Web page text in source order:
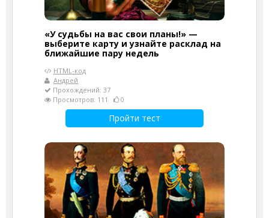
«У судьбы на вас свои планы!» —
выберите карту и узнайте расклад на
ближайшие пару недель
HTML-код
Андрей
Прохождений: 37
Просмотров: 111
0
Пройти тест